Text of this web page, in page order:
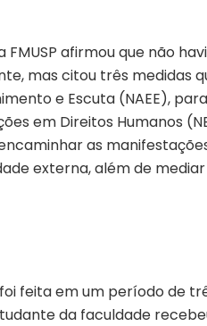
afirmou que não
mas citou três medidas
e Escuta (NAEE),
em Direitos Humanos
as
externa, além de
feita em um período de
da faculdade